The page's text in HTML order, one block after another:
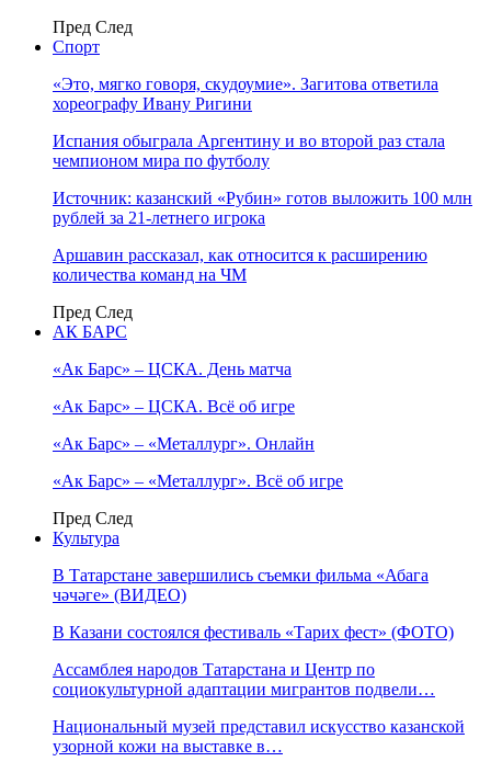
Пред След
Спорт
«Это, мягко говоря, скудоумие». Загитова ответила
хореографу Ивану Ригини
Испания обыграла Аргентину и во второй раз стала
чемпионом мира по футболу
Источник: казанский «Рубин» готов выложить 100 млн
рублей за 21-летнего игрока
Аршавин рассказал, как относится к расширению
количества команд на ЧМ
Пред След
АК БАРС
«Ак Барс» – ЦСКА. День матча
«Ак Барс» – ЦСКА. Всё об игре
«Ак Барс» – «Металлург». Онлайн
«Ак Барс» – «Металлург». Всё об игре
Пред След
Культура
В Татарстане завершились съемки фильма «Абага
чәчәге» (ВИДЕО)
В Казани состоялся фестиваль «Тарих фест» (ФОТО)
Ассамблея народов Татарстана и Центр по
социокультурной адаптации мигрантов подвели…
Национальный музей представил искусство казанской
узорной кожи на выставке в…